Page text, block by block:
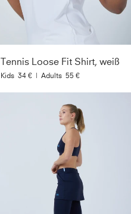
Tennis Loose Fit Shirt, weiß
Kids 34 € | Adults 55 €